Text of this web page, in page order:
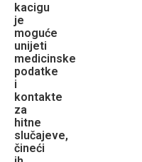
kacigu
je
moguće
unijeti
medicinske
podatke
i
kontakte
za
hitne
slučajeve,
čineći